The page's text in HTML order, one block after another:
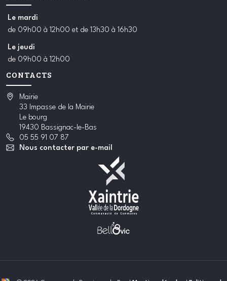
Le mardi
de 09h00 à 12h00 et de 13h30 à 16h30
Le jeudi
de 09h00 à 12h00
CONTACTS
Mairie
33 Impasse de la Mairie
Le bourg
19430 Bassignac-le-Bas
05 55 91 07 87
Nous contacter par e-mail